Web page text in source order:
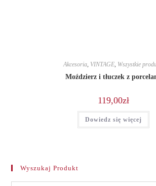
Akcesoria VINTAGE Wszystkie
Moździerz i tłuczek z
119,00zł
Dowiedz się więcej
Wyszukaj Produkt